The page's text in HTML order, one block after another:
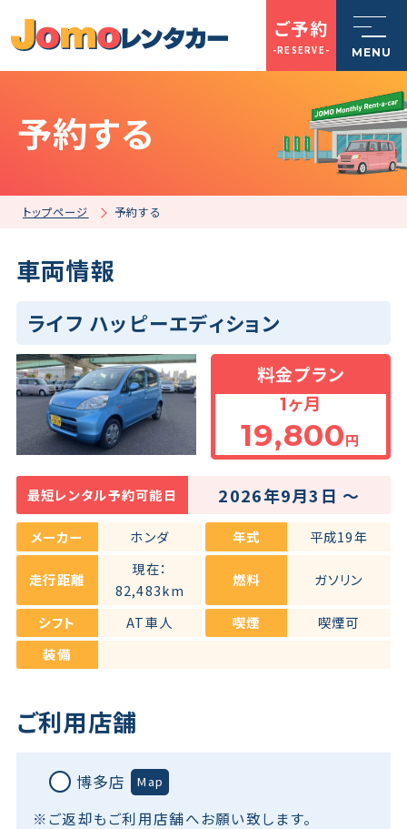
MENU
保険・補償
よくある質問
お問い合わせチャット
トップページ
Jomoレンタカーとは
車を探す
店舗一覧
ご利用案内
ご予約
-RESERVE-
予約する
トップページ 予約する
車両情報
ライフ ハッピーエディション
最短レンタル予約可能日 2026年9月3日 ～
メーカー ホンダ 年式 平成19年
走行距離
現在：
82,483km
燃料 ガソリン
シフト AT車人 喫煙
喫煙可
装備
料金プラン
1ヶ月
19,800円
ご利用店舗
博多店 Map
※ご返却もご利用店舗へお願い致します。